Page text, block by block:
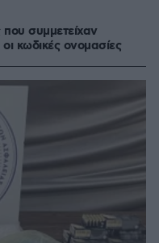
συμμετείχαν
κωδικές ονομασίες